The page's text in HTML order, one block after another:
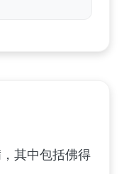
其中包括佛得